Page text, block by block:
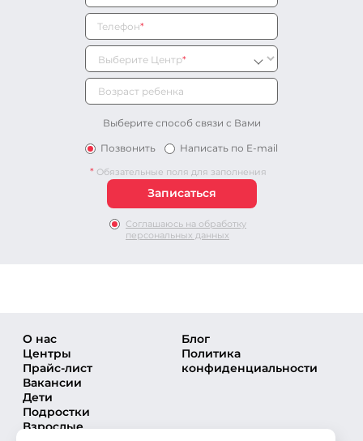
Телефон*
Выберите Центр*
Выберите способ связи с Вами
Позвонить
Написать по E-mail
* Обязательные поля для заполнения
Соглашаюсь на обработку
персональных данных
О нас
Центры
Прайс-лист
Вакансии
Дети
Подростки
Взрослые
Блог
Политика
конфиденциальности